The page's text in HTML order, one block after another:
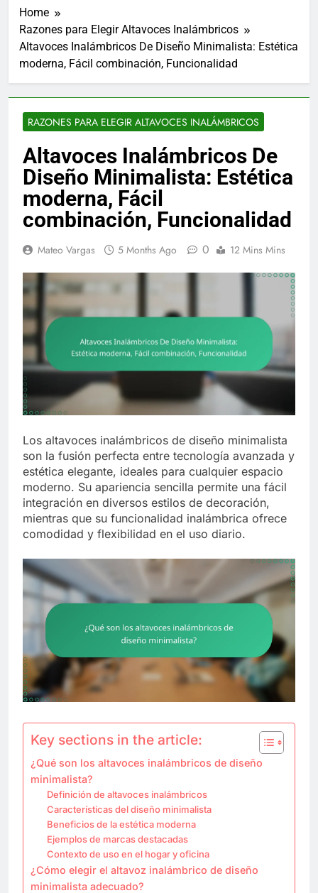
Home
Razones para Elegir Altavoces Inalámbricos
Altavoces Inalámbricos De Diseño Minimalista: Estética
moderna, Fácil combinación, Funcionalidad
RAZONES PARA ELEGIR ALTAVOCES INALÁMBRICOS
Altavoces Inalámbricos De
Diseño Minimalista: Estética
moderna, Fácil
combinación, Funcionalidad
Mateo Vargas 5 Months Ago 0 12 Mins Mins
Los altavoces inalámbricos de diseño minimalista
son la fusión perfecta entre tecnología avanzada y
estética elegante, ideales para cualquier espacio
moderno. Su apariencia sencilla permite una fácil
integración en diversos estilos de decoración,
mientras que su funcionalidad inalámbrica ofrece
comodidad y flexibilidad en el uso diario.
Key sections in the article:
¿Qué son los altavoces inalámbricos de diseño
minimalista?
Definición de altavoces inalámbricos
Características del diseño minimalista
Beneficios de la estética moderna
Ejemplos de marcas destacadas
Contexto de uso en el hogar y oficina
¿Cómo elegir el altavoz inalámbrico de diseño
minimalista adecuado?